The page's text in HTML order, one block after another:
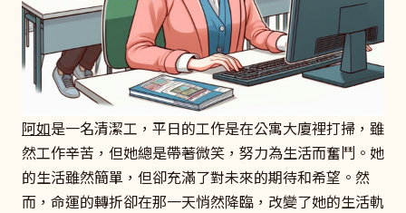
阿如是一名清潔工，平日的工作是在公寓大廈裡打掃，雖
然工作辛苦，但她總是帶著微笑，努力為生活而奮鬥。她
的生活雖然簡單，但卻充滿了對未來的期待和希望。然
而，命運的轉折卻在那一天悄然降臨，改變了她的生活軌